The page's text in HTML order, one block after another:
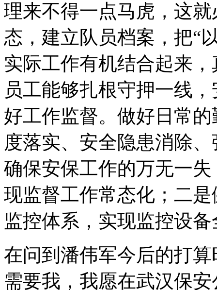
理来不得一点马虎，这
态，建立队员档案，把“
实际工作有机结合起来
员工能够扎根守押一线
好工作监督。做好日常
度落实、安全隐患消除
确保安保工作的万无一
现监督工作常态化；二
监控体系，实现监控设
在问到潘伟军今后的打
需要我，我愿在武汉保